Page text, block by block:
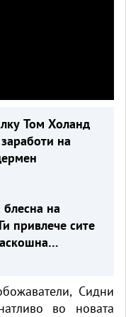
Том Холанд
на
на
привлече сите
Сидни
во новата